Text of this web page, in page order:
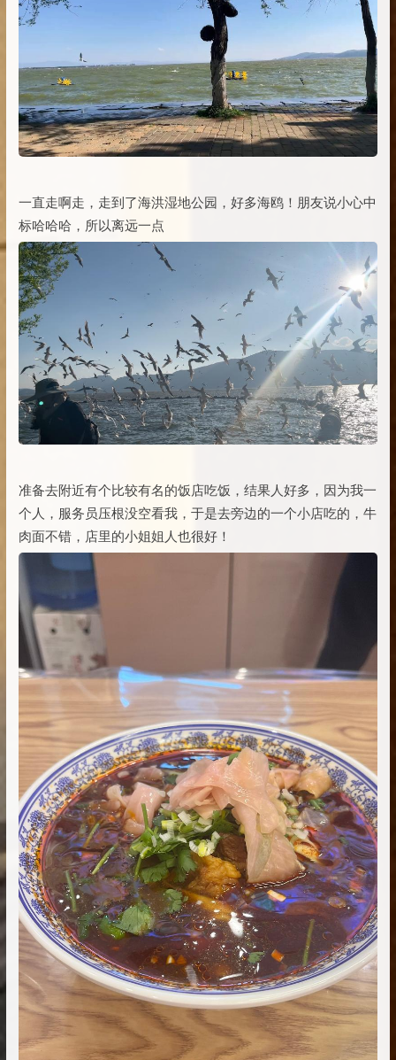
一直走啊走，走到了海洪湿地公园，好多海鸥！朋友说小心中
标哈哈哈，所以离远一点
准备去附近有个比较有名的饭店吃饭，结果人好多，因为我一
个人，服务员压根没空看我，于是去旁边的一个小店吃的，牛
肉面不错，店里的小姐姐人也很好！